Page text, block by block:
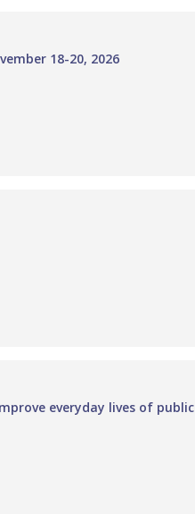
18-20, 2026
everyday lives of public